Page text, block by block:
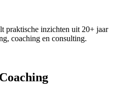
praktische inzichten uit 20+ jaar
coaching en consulting.